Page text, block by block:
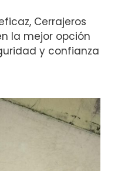
Cerrajeros
la mejor opción
y confianza